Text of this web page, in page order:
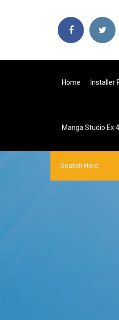
Home Installer
Manga Studio Ex